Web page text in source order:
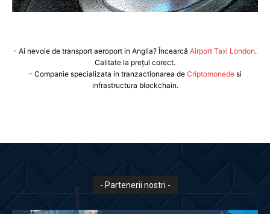
- Ai nevoie de transport aeroport in Anglia? Încearcă Airport Taxi London.
Calitate la prețul corect.
- Companie specializata in tranzactionarea de Criptomonedesi
infrastructura blockchain.
- Partenerii nostri -